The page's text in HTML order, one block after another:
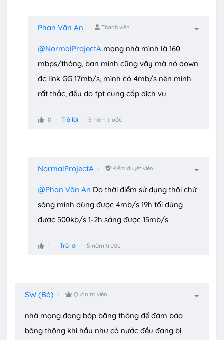
Phan Văn An Thành viên
@NormalProjectA mạng nhà mình là 160
mbps/tháng, bạn mình cũng vậy mà nó down
đc link GG 17mb/s, mình có 4mb/s nên mình
rất thắc, đều do fpt cung cấp dịch vụ
0 Trả lời 5 năm trước
NormalProjectA Kiểm duyệt viên
@Phan Văn An Do thời điểm sử dụng thôi chứ
sáng mình dùng được 4mb/s 19h tối dùng
được 500kb/s 1-2h sáng được 15mb/s
1 Trả lời 5 năm trước
SW (Bá) Quản trị viên
nhà mạng đang bóp băng thông để đảm bảo
băng thông khi hầu như cả nước đều đang bị